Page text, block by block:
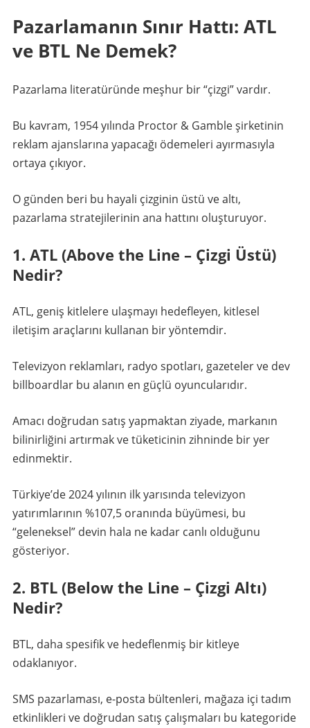
Pazarlamanın Sınır Hattı: ATL
ve BTL Ne Demek?
Pazarlama literatüründe meşhur bir “çizgi” vardır.
Bu kavram, 1954 yılında Proctor & Gamble şirketinin
reklam ajanslarına yapacağı ödemeleri ayırmasıyla
ortaya çıkıyor.
O günden beri bu hayali çizginin üstü ve altı,
pazarlama stratejilerinin ana hattını oluşturuyor.
1. ATL (Above the Line – Çizgi Üstü)
Nedir?
ATL, geniş kitlelere ulaşmayı hedefleyen, kitlesel
iletişim araçlarını kullanan bir yöntemdir.
Televizyon reklamları, radyo spotları, gazeteler ve dev
billboardlar bu alanın en güçlü oyuncularıdır.
Amacı doğrudan satış yapmaktan ziyade, markanın
bilinirliğini artırmak ve tüketicinin zihninde bir yer
edinmektir.
Türkiye’de 2024 yılının ilk yarısında televizyon
yatırımlarının %107,5 oranında büyümesi, bu
“geleneksel” devin hala ne kadar canlı olduğunu
gösteriyor.
2. BTL (Below the Line – Çizgi Altı)
Nedir?
BTL, daha spesifik ve hedeflenmiş bir kitleye
odaklanıyor.
SMS pazarlaması, e-posta bültenleri, mağaza içi tadım
etkinlikleri ve doğrudan satış çalışmaları bu kategoride